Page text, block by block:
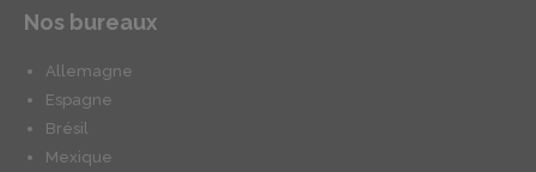
Nos bureaux
Allemagne
Espagne
Brésil
Mexique